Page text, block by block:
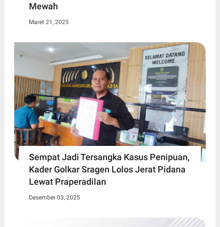
Mewah
Maret 21, 2025
Sempat Jadi Tersangka Kasus Penipuan,
Kader Golkar Sragen Lolos Jerat Pidana
Lewat Praperadilan
Desember 03, 2025